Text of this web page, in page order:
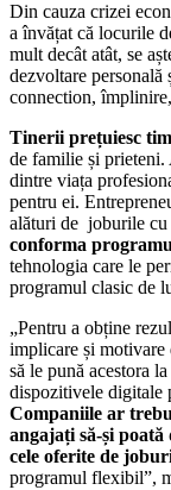
Din cauza crizei
a învățat că locurile
mult decât atât, se
dezvoltare personală
connection,
Tinerii prețuiesc
de familie și prieteni.
dintre viața
pentru ei.
alături de joburile
conforma
tehnologia care le
programul clasic de
„Pentru a obține
implicare și
să le pună acestora
dispozitivele digitale
Companiile ar
angajați să-și
cele oferite de
programul flexibil”,